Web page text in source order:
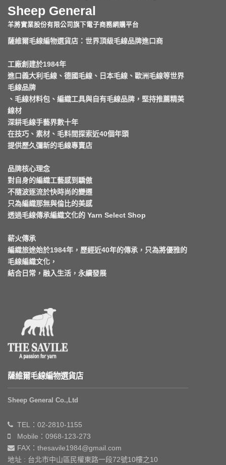
Sheep General
羊將實業股份有限公司旗下電子商務網購平台
薩維爾毛線編物選貨店：世界頂級毛線品牌進口商
工廠創建於1984年
進口義大利毛線、德國毛線、日本毛線、歐洲毛線等世界
毛線品牌
、毛線材料包、編織工具與自有毛線品牌，堅持推薦精美
線材
深耕毛線手藝界數十年
在技巧、素材、毛料間探索近40個年頭
提供歷久彌新的毛線專賣店
品牌核心理念
對自身的編織工藝感到驕傲
不隨波逐流於快時尚的變遷
只為編織那無與倫比的美感
透過毛線傳承編織文化的 Yarn Select Shop
薪火傳承
編織旅途始於1984年，歷經近40年的傳承，只為將優雅的
毛線編織文化，
結合日常，融入生活，永續發展
薩維爾毛線編物選貨店
Sheep General Co.,Ltd
TEL：02-2810-1155
Mobile：0968-123-273
FAX：thesavile1984@gmail.com
地址 : 台北市中山區民權東路一段72號10樓之10